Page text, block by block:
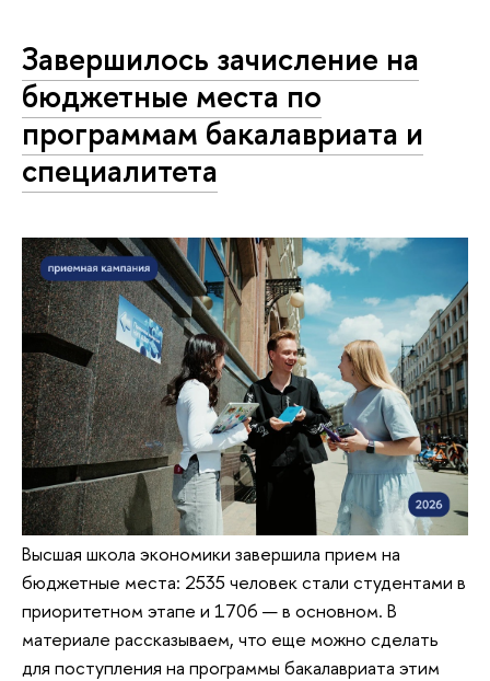
Завершилось зачисление на
бюджетные места по
программам бакалавриата и
специалитета
Высшая школа экономики завершила прием на
бюджетные места: 2535 человек стали студентами в
приоритетном этапе и 1706 — в основном. В
материале рассказываем, что еще можно сделать
для поступления на программы бакалавриата этим